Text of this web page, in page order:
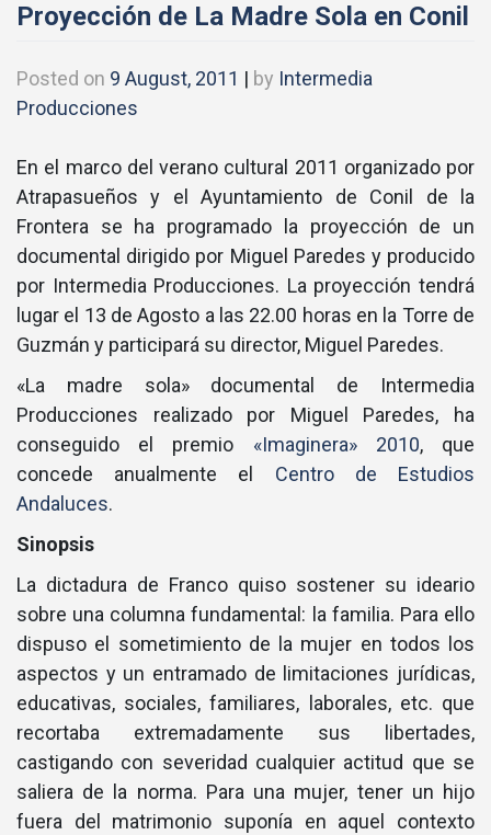
Proyección de La Madre Sola en Conil
Posted on 9 August, 2011 | by Intermedia
Producciones
En el marco del verano cultural 2011 organizado por
Atrapasueños y el Ayuntamiento de Conil de la
Frontera se ha programado la proyección de un
documental dirigido por Miguel Paredes y producido
por Intermedia Producciones. La proyección tendrá
lugar el 13 de Agosto a las 22.00 horas en la Torre de
Guzmán y participará su director, Miguel Paredes.
«La madre sola» documental de Intermedia
Producciones realizado por Miguel Paredes, ha
conseguido el premio «Imaginera» 2010, que
concede anualmente el Centro de Estudios
Andaluces.
Sinopsis
La dictadura de Franco quiso sostener su ideario
sobre una columna fundamental: la familia. Para ello
dispuso el sometimiento de la mujer en todos los
aspectos y un entramado de limitaciones jurí­dicas,
educativas, sociales, familiares, laborales, etc. que
recortaba extremadamente sus libertades,
castigando con severidad cualquier actitud que se
saliera de la norma. Para una mujer, tener un hijo
fuera del matrimonio suponí­a en aquel contexto